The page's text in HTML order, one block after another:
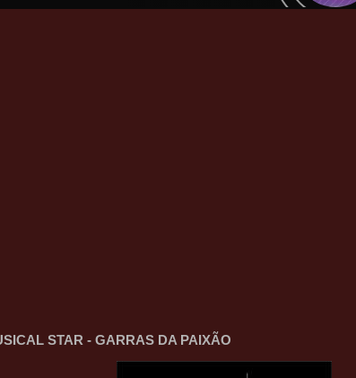
STAR - GARRAS DA PAIXÃO